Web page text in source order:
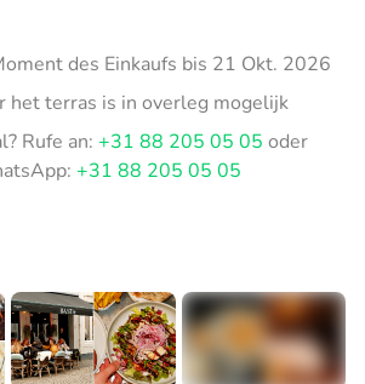
des Einkaufs bis 21 Okt. 2026
het terras is in overleg mogelijk
Rufe an: +31 88 205 05 05 oder
+31 88 205 05 05